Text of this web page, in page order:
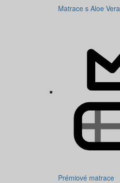
Matrace s Aloe Vera
Prémiové matrace